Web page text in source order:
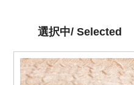
選択中/ Selected